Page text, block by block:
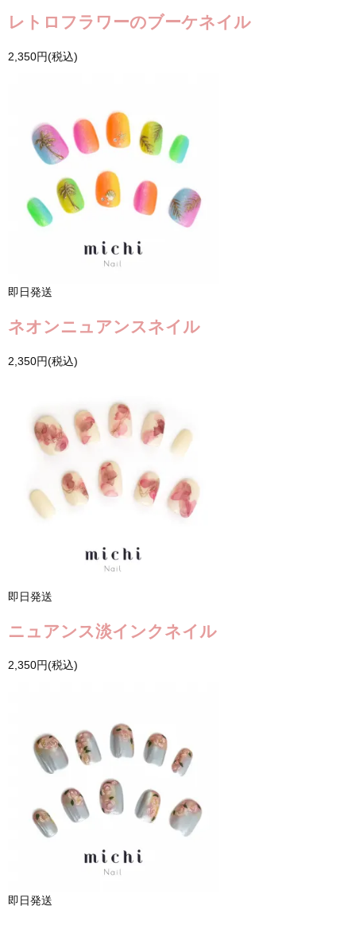
レトロフラワーのブーケネイル
2,350円(税込)
即日発送
ネオンニュアンスネイル
2,350円(税込)
即日発送
ニュアンス淡インクネイル
2,350円(税込)
即日発送